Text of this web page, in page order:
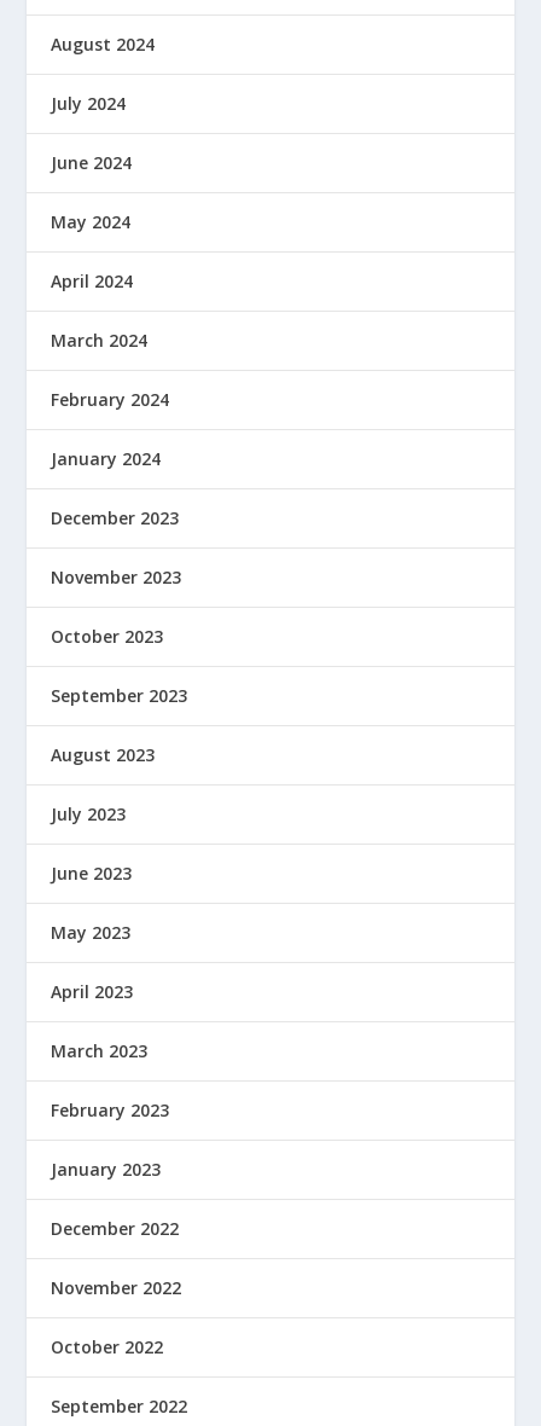
August 2024
July 2024
June 2024
May 2024
April 2024
March 2024
February 2024
January 2024
December 2023
November 2023
October 2023
September 2023
August 2023
July 2023
June 2023
May 2023
April 2023
March 2023
February 2023
January 2023
December 2022
November 2022
October 2022
September 2022